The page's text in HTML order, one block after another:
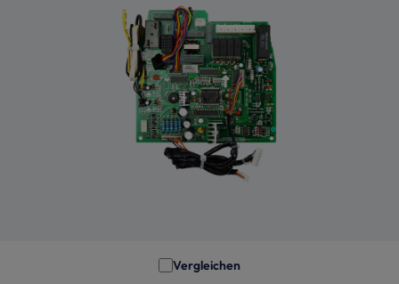
Vergleichen